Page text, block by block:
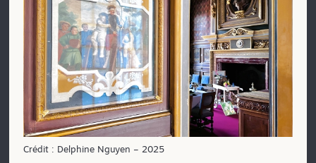
Crédit : Delphine Nguyen – 2025